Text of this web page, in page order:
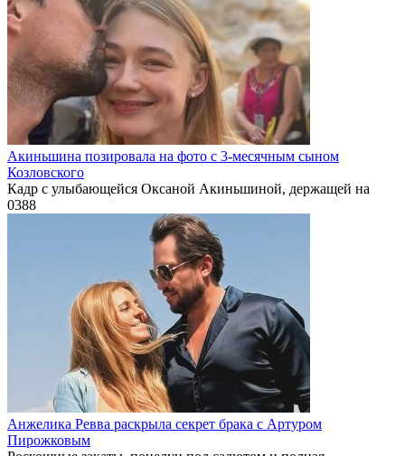
Акиньшина позировала на фото с 3-месячным сыном
Козловского
Кадр с улыбающейся Оксаной Акиньшиной, держащей на
0388
Анжелика Ревва раскрыла секрет брака с Артуром
Пирожковым